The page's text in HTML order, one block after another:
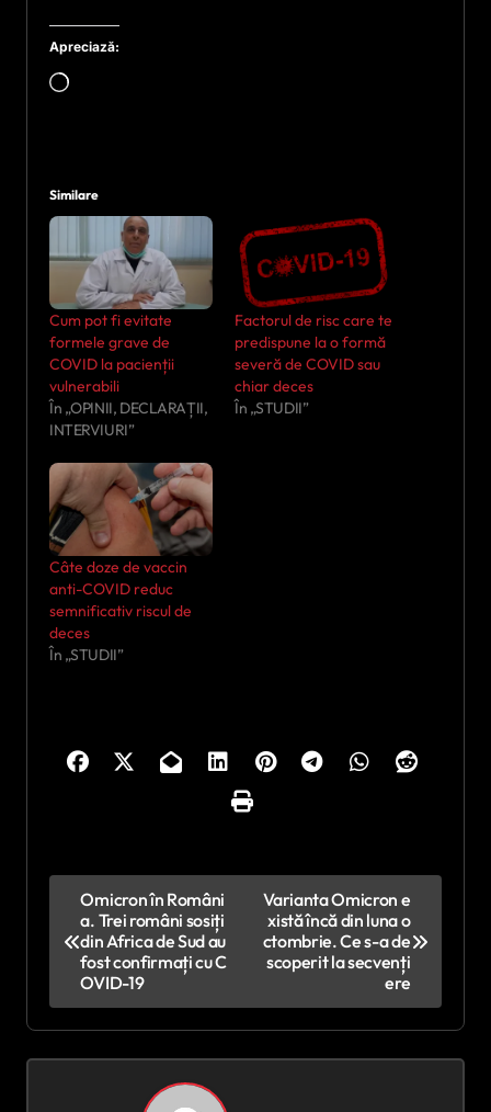
Apreciază:
Încarc...
Similare
Cum pot fi evitate
formele grave de
COVID la pacienții
vulnerabili
În „OPINII, DECLARAȚII,
INTERVIURI”
Factorul de risc care te
predispune la o formă
severă de COVID sau
chiar deces
În „STUDII”
Câte doze de vaccin
anti-COVID reduc
semnificativ riscul de
deces
În „STUDII”
i
g
Omicron în Români
a. Trei români sosiți
din Africa de Sud au
fost confirmați cu C
OVID-19
Varianta Omicron e
xistă încă din luna o
ctombrie. Ce s-a de
scoperit la secvenți
ere